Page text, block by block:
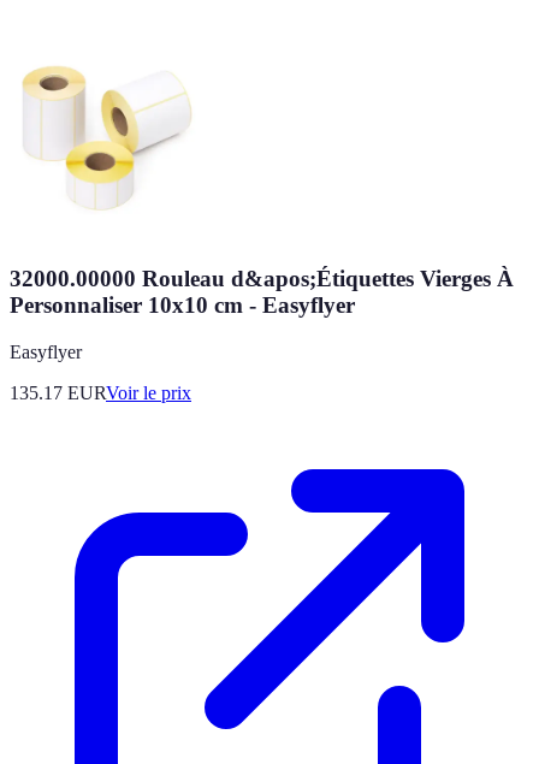
32000.00000 Rouleau d&apos;Étiquettes Vierges À
Personnaliser 10x10 cm - Easyflyer
Easyflyer
135.17 EURVoir le prix